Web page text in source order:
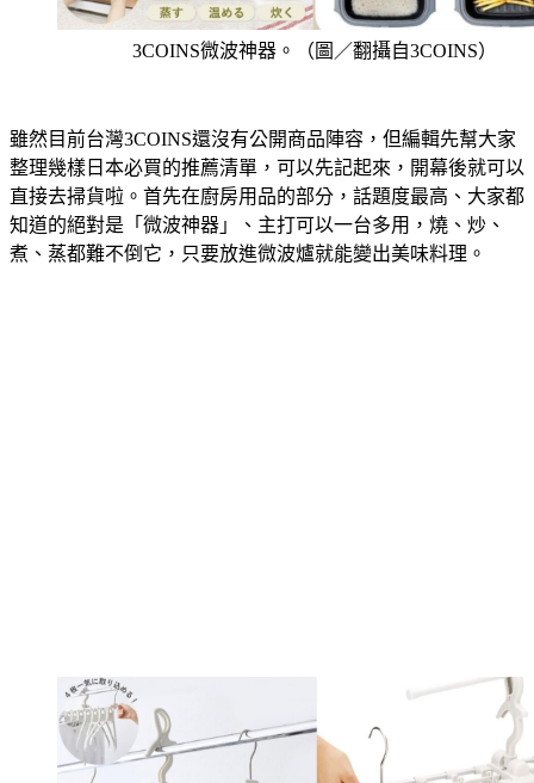
雖然目前台灣3COINS還沒有公開商品陣容，但編輯先幫大家
整理幾樣日本必買的推薦清單，可以先記起來，開幕後就可以
直接去掃貨啦。首先在廚房用品的部分，話題度最高、大家都
知道的絕對是「微波神器」、主打可以一台多用，燒、炒、